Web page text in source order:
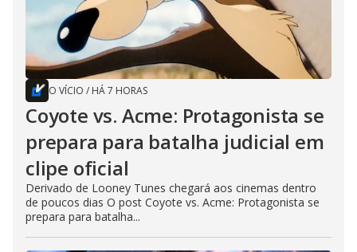
O VÍCIO / HÁ 7 HORAS
Coyote vs. Acme: Protagonista se
prepara para batalha judicial em
clipe oficial
Derivado de Looney Tunes chegará aos cinemas dentro
de poucos dias O post Coyote vs. Acme: Protagonista se
prepara para batalha...